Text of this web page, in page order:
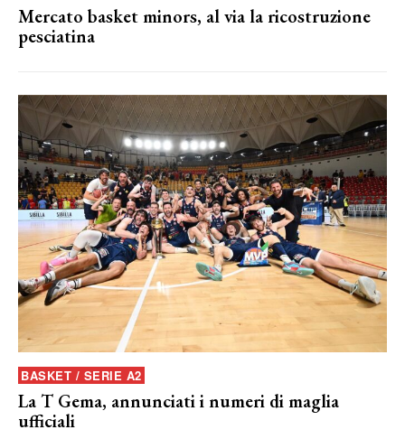
Mercato basket minors, al via la ricostruzione
pesciatina
BASKET / SERIE A2
La T Gema, annunciati i numeri di maglia
ufficiali